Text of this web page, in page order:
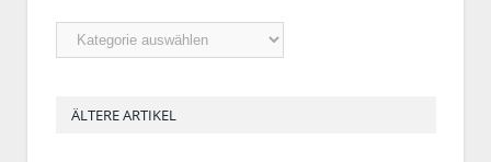
Rubriken
ÄLTERE ARTIKEL